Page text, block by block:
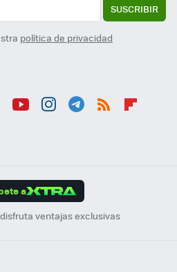
SUSCRIBIR
política de privacidad
a
ventajas exclusivas